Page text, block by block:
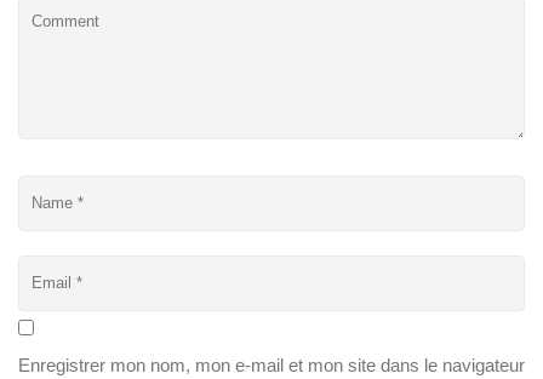
Enregistrer mon nom, mon e-mail et mon site dans le navigateur